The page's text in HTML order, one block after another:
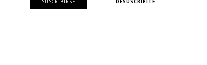
DESUSCRIBITE
SUSCRIBIRSE